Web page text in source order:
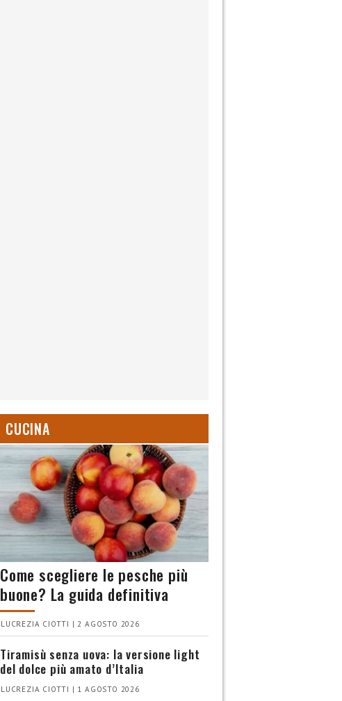
CUCINA
Come scegliere le pesche più
buone? La guida definitiva
LUCREZIA CIOTTI | 2 AGOSTO 2026
Tiramisù senza uova: la versione light
del dolce più amato d’Italia
LUCREZIA CIOTTI | 1 AGOSTO 2026